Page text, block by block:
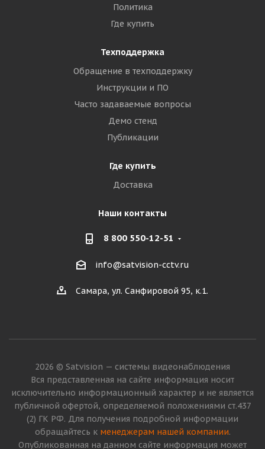
Политика
Где купить
Техподдержка
Обращение в техподдержку
Инструкции и ПО
Часто задаваемые вопросы
Демо стенд
Публикации
Где купить
Доставка
Наши контакты
8 800 550-12-51
info@satvision-cctv.ru
Самара, ул. Санфировой 95, к.1.
2026 © Satvision — системы видеонаблюдения
Вся представленная на сайте информация носит
исключительно информационный характер и не является
публичной офертой, определяемой положениями ст.437
(2) ГК РФ. Для получения подробной информации
обращайтесь к менеджерам нашей компании.
Опубликованная на данном сайте информация может